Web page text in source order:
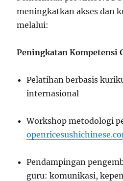
meningkatkan akses dan
melalui:
Peningkatan Kompetensi
Pelatihan berbasis
internasional
Workshop metodologi
Pendampingan
guru: komunikasi,